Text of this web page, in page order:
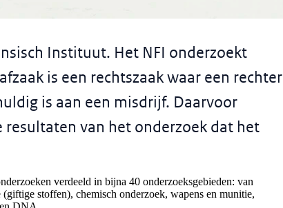
InstituutInstituut. Het NFI onderzoekt
is een rechtszaak waar een rechter
is aan een misdrijf. Daarvoor
van het onderzoek dat het
verdeeld in bijna 40 onderzoeksgebieden: van
stoffen), chemisch onderzoek, wapens en munitie,